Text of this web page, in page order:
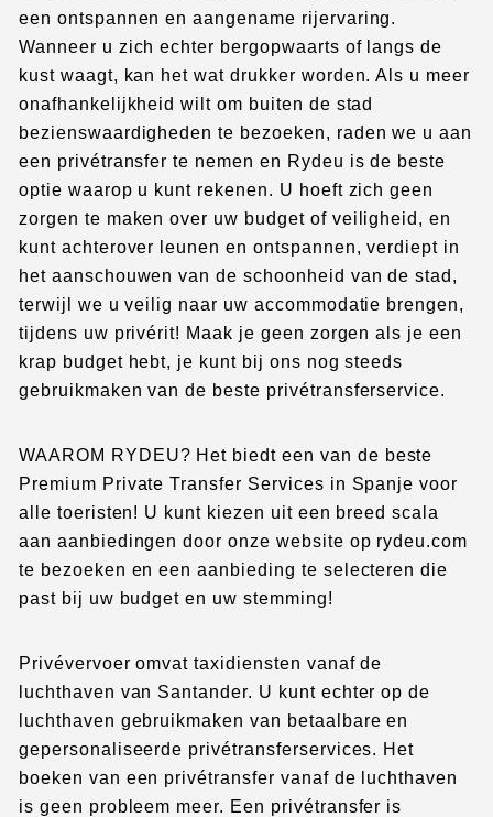
een ontspannen en aangename rijervaring.
Wanneer u zich echter bergopwaarts of langs de
kust waagt, kan het wat drukker worden. Als u meer
onafhankelijkheid wilt om buiten de stad
bezienswaardigheden te bezoeken, raden we u aan
een privétransfer te nemen en Rydeu is de beste
optie waarop u kunt rekenen. U hoeft zich geen
zorgen te maken over uw budget of veiligheid, en
kunt achterover leunen en ontspannen, verdiept in
het aanschouwen van de schoonheid van de stad,
terwijl we u veilig naar uw accommodatie brengen,
tijdens uw privérit! Maak je geen zorgen als je een
krap budget hebt, je kunt bij ons nog steeds
gebruikmaken van de beste privétransferservice.
WAAROM RYDEU? Het biedt een van de beste
Premium Private Transfer Services in Spanje voor
alle toeristen! U kunt kiezen uit een breed scala
aan aanbiedingen door onze website op rydeu.com
te bezoeken en een aanbieding te selecteren die
past bij uw budget en uw stemming!
Privévervoer omvat taxidiensten vanaf de
luchthaven van Santander. U kunt echter op de
luchthaven gebruikmaken van betaalbare en
gepersonaliseerde privétransferservices. Het
boeken van een privétransfer vanaf de luchthaven
is geen probleem meer. Een privétransfer is